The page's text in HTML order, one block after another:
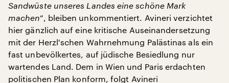
Sandwüste unseres Landes eine schöne Mark
machen“, bleiben unkommentiert. Avineri verzichtet
hier gänzlich auf eine kritische Auseinandersetzung
mit der Herzl'schen Wahrnehmung Palästinas als ein
fast unbevölkertes, auf jüdische Besiedlung nur
wartendes Land. Dem in Wien und Paris erdachten
politischen Plan konform, folgt Avineri